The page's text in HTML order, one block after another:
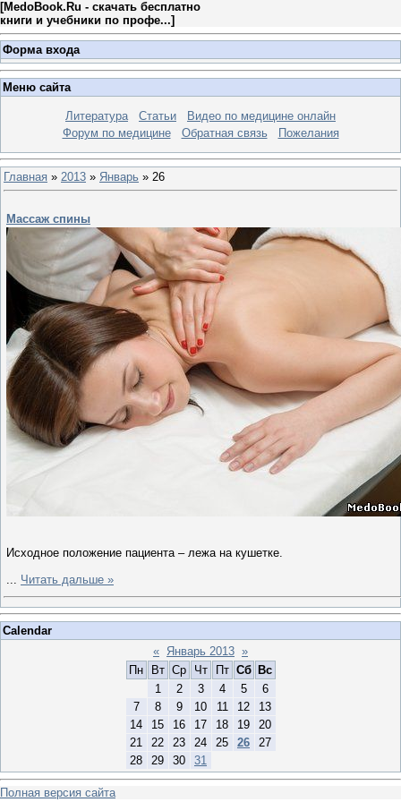
[MedoBook.Ru - скачать бесплатно
книги и учебники по профе...]
Форма входа
Меню сайта
Литература Статьи
Видео по медицине онлайн
Форум по медицине
Обратная связь Пожелания
Главная » 2013 » Январь » 26
Массаж спины
Исходное положение пациента – лежа на кушетке.
Читать дальше »
Calendar
« Январь 2013 »
Пн
Вт Ср Чт Пт Сб
Вс
1
2 3 4 5
6
7
8 9 10 11 12
13
14
15 16 17 18 19
20
21
22 23 24 25 26
27
28
29 30 31
Полная версия сайта